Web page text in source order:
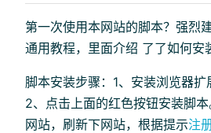
第一次使用本网站的脚本？强烈
通用教程，里面介绍 了了如何
脚本安装步骤：1、安装浏览器扩
2、点击上面的红色按钮安装脚
网站，刷新下网站，根据提示注